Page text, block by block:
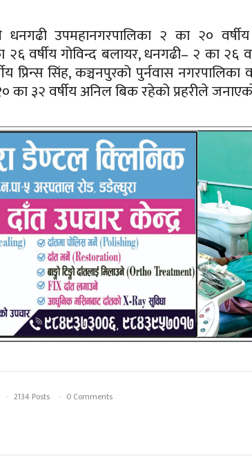
धनगढी उपमहानगरपालिका २ का २०
वर्षीय गोविन्द बलायर, धनगढी– २ का २६
प्रिन्स सिंह, कञ्चनपुरको पुर्नवास
का ३२ वर्षीय अनिल बिक रहेको प्रहरीले
2134 Posts 0 Comments